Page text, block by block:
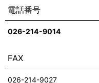
電話番号
026-214-9014
FAX
026-214-9027